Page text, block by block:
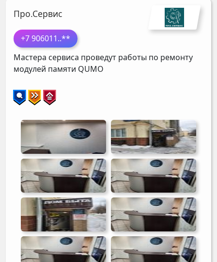
Про.Сервис
+7 906011..**
Мастера сервиса проведут работы по ремонту
модулей памяти QUMO